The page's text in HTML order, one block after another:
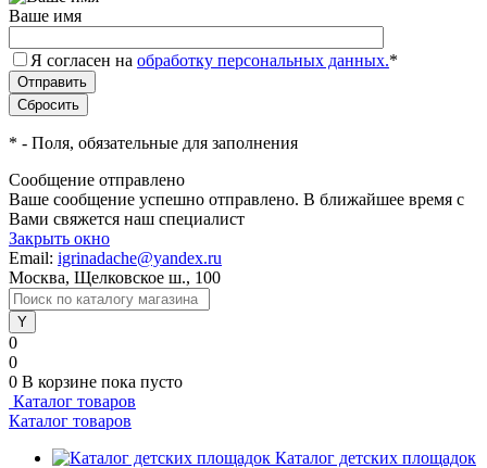
Ваше имя
Я согласен на обработку персональных данных.*
* - Поля, обязательные для заполнения
Сообщение отправлено
Ваше сообщение успешно отправлено. В ближайшее время с
Вами свяжется наш специалист
Закрыть окно
Email: igrinadache@yandex.ru
Москва, Щелковское ш., 100
0
0
0 В корзине пока пусто
Каталог товаров
Каталог товаров
Каталог детских площадок